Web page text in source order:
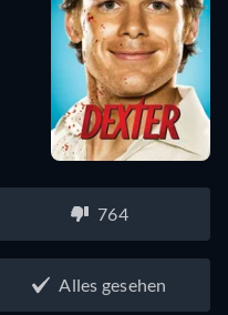
764
Alles gesehen